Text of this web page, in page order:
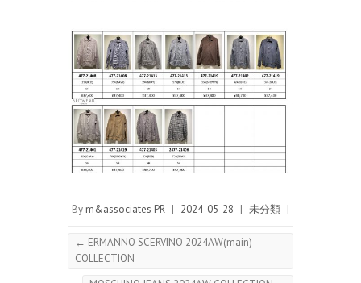
By m&associates PR | 2024-05-28 | 未分類 |
← ERMANNO SCERVINO 2024AW(main)
COLLECTION